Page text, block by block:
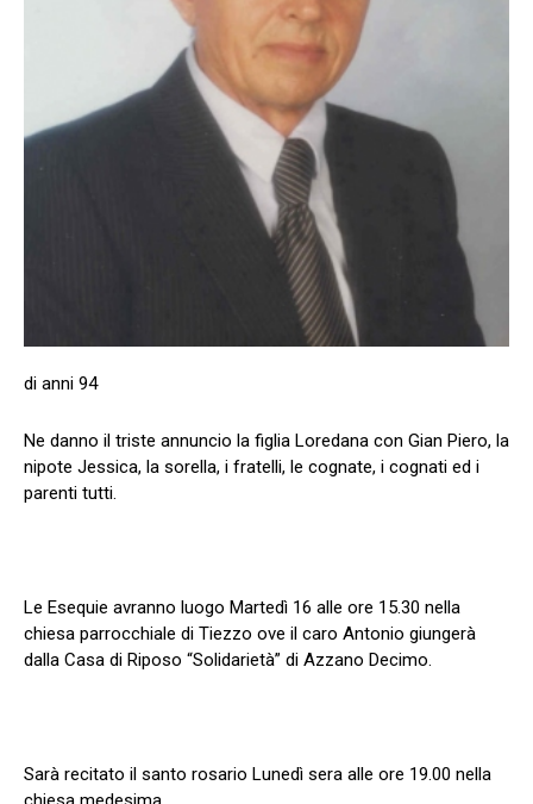
di anni 94
Ne danno il triste annuncio la figlia Loredana con Gian Piero, la
nipote Jessica, la sorella, i fratelli, le cognate, i cognati ed i
parenti tutti.
Le Esequie avranno luogo Martedì 16 alle ore 15.30 nella
chiesa parrocchiale di Tiezzo ove il caro Antonio giungerà
dalla Casa di Riposo “Solidarietà” di Azzano Decimo.
Sarà recitato il santo rosario Lunedì sera alle ore 19.00 nella